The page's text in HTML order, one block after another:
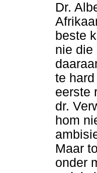
Dr.
beste
nie die
te
eerste
dr.
hom
Maar
onder